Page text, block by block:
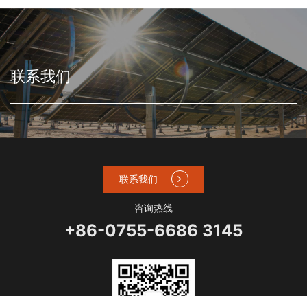
联系我们
联系我们
咨询热线
+86-0755-6686 3145